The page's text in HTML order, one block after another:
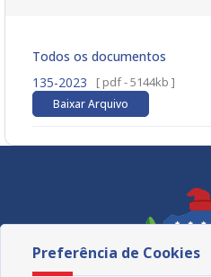
Todos os documentos
135-2023
[ pdf - 5144kb ]
Baixar Arquivo
Preferência de Cookies